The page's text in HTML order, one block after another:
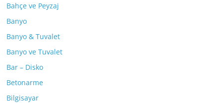
Bahçe ve Peyzaj
Banyo
Banyo & Tuvalet
Banyo ve Tuvalet
Bar – Disko
Betonarme
Bilgisayar